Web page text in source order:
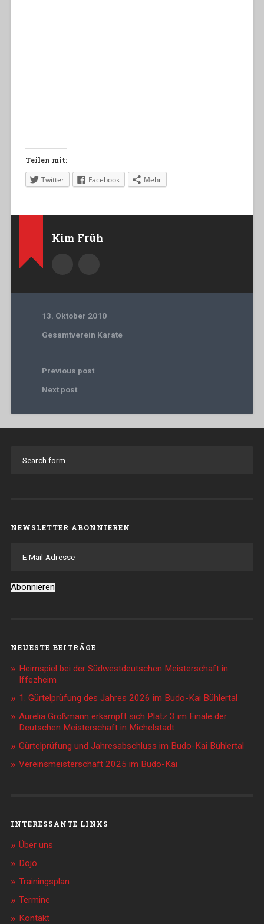
Teilen mit:
Twitter Facebook Mehr
Kim Früh
13. Oktober 2010
Gesamtverein Karate
Previous post
Next post
NEWSLETTER ABONNIEREN
Mail-
Abonnieren
NEUESTE BEITRÄGE
Heimspiel bei der Südwestdeutschen Meisterschaft in
Iffezheim
1. Gürtelprüfung des Jahres 2026 im Budo-Kai Bühlertal
Aurelia Großmann erkämpft sich Platz 3 im Finale der
Deutschen Meisterschaft in Michelstadt
Gürtelprüfung und Jahresabschluss im Budo-Kai Bühlertal
Vereinsmeisterschaft 2025 im Budo-Kai
INTERESSANTE LINKS
Über uns
Dojo
Trainingsplan
Termine
Kontakt